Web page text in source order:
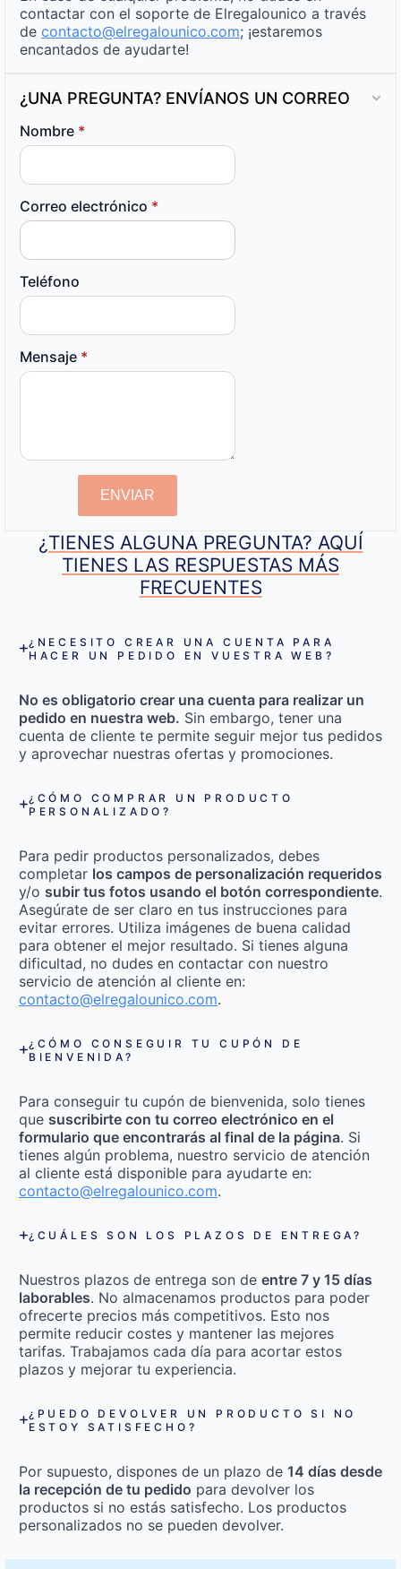
contactar con el soporte de Elregalounico a través
de contacto@elregalounico.com; ¡estaremos
encantados de ayudarte!
¿UNA PREGUNTA? ENVÍANOS UN CORREO
Nombre *
Correo electrónico *
Teléfono
Mensaje *
ENVIAR
¿TIENES ALGUNA PREGUNTA? AQUÍ
TIENES LAS RESPUESTAS MÁS
FRECUENTES
¿NECESITO CREAR UNA CUENTA PARA
HACER UN PEDIDO EN VUESTRA WEB?
No es obligatorio crear una cuenta para realizar un
pedido en nuestra web. Sin embargo, tener una
cuenta de cliente te permite seguir mejor tus pedidos
y aprovechar nuestras ofertas y promociones.
¿CÓMO COMPRAR UN PRODUCTO
PERSONALIZADO?
Para pedir productos personalizados, debes
completar los campos de personalización requeridos
y/o subir tus fotos usando el botón correspondiente.
Asegúrate de ser claro en tus instrucciones para
evitar errores. Utiliza imágenes de buena calidad
para obtener el mejor resultado. Si tienes alguna
dificultad, no dudes en contactar con nuestro
servicio de atención al cliente en:
contacto@elregalounico.com.
¿CÓMO CONSEGUIR TU CUPÓN DE
BIENVENIDA?
Para conseguir tu cupón de bienvenida, solo tienes
que suscribirte con tu correo electrónico en el
formulario que encontrarás al final de la página. Si
tienes algún problema, nuestro servicio de atención
al cliente está disponible para ayudarte en:
contacto@elregalounico.com.
¿CUÁLES SON LOS PLAZOS DE ENTREGA?
Nuestros plazos de entrega son de entre 7 y 15 días
laborables. No almacenamos productos para poder
ofrecerte precios más competitivos. Esto nos
permite reducir costes y mantener las mejores
tarifas. Trabajamos cada día para acortar estos
plazos y mejorar tu experiencia.
¿PUEDO DEVOLVER UN PRODUCTO SI NO
ESTOY SATISFECHO?
Por supuesto, dispones de un plazo de 14 días desde
la recepción de tu pedido para devolver los
productos si no estás satisfecho. Los productos
personalizados no se pueden devolver.